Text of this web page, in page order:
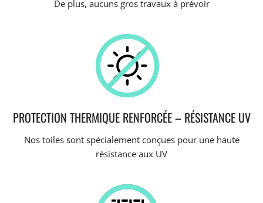
De plus, aucuns gros travaux à prévoir
PROTECTION THERMIQUE RENFORCÉE – RÉSISTANCE UV
Nos toiles sont spécialement conçues pour une haute
résistance aux UV